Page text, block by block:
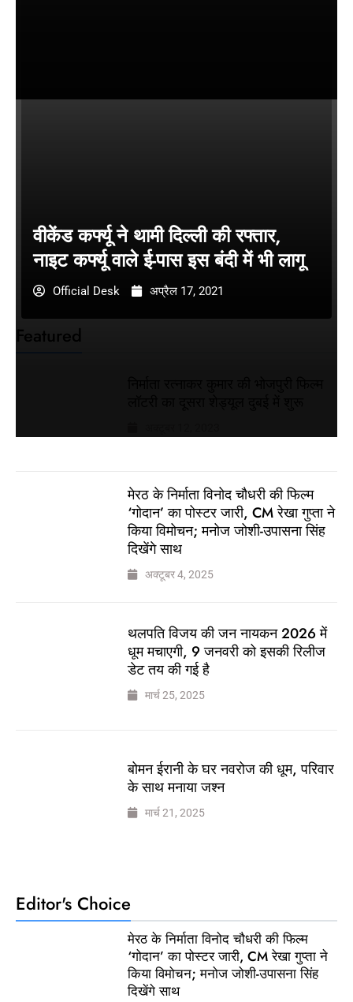
Featured
मेरठ के निर्माता विनोद चौधरी की फिल्म
‘गोदान’ का पोस्टर जारी, CM रेखा गुप्ता ने
किया विमोचन; मनोज जोशी-उपासना सिंह
दिखेंगे साथ
अक्टूबर 4, 2025
थलपति विजय की जन नायकन 2026 में
धूम मचाएगी, 9 जनवरी को इसकी रिलीज
डेट तय की गई है
मार्च 25, 2025
बोमन ईरानी के घर नवरोज की धूम, परिवार
के साथ मनाया जश्न
मार्च 21, 2025
वीकेंड कर्फ्यू ने थामी दिल्ली की रफ्तार,
नाइट कर्फ्यू वाले ई-पास इस बंदी में भी लागू
Official Desk अप्रैल 17, 2021
Editor's Choice
मेरठ के निर्माता विनोद चौधरी की फिल्म
‘गोदान’ का पोस्टर जारी, CM रेखा गुप्ता ने
किया विमोचन; मनोज जोशी-उपासना सिंह
दिखेंगे साथ